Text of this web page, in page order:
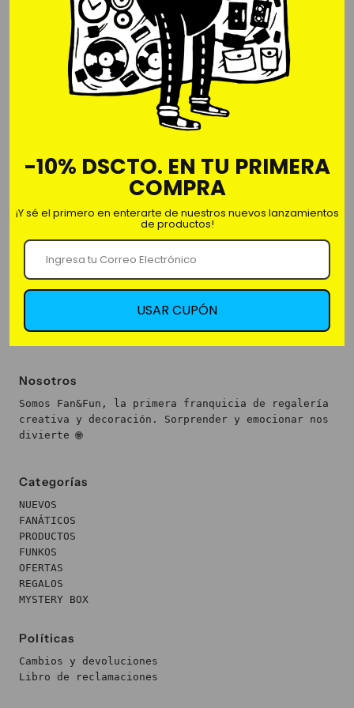
+
100% Algodón.
Estampado digital.
acabados premium.
Nosotros
Somos Fan&Fun, la primera franquicia de regalería
creativa y decoración. Sorprender y emocionar nos
divierte 🌐
Categorías
NUEVOS
FANÁTICOS
PRODUCTOS
FUNKOS
OFERTAS
REGALOS
MYSTERY BOX
Políticas
Cambios y devoluciones
Libro de reclamaciones
-10% DSCTO. EN TU PRIMERA
COMPRA
¡Y sé el primero en enterarte de nuestros nuevos lanzamientos
de productos!
USAR CUPÓN